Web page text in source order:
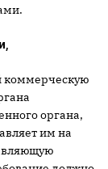
коммерческую
органа,
им на